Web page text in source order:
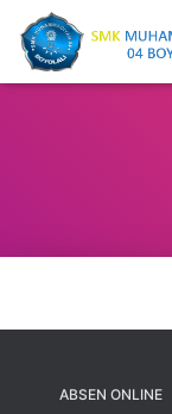
ABSEN ONLINE